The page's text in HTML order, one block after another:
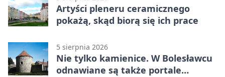
Artyści pleneru ceramicznego
pokażą, skąd biorą się ich prace
5 sierpnia 2026
Nie tylko kamienice. W Bolesławcu
odnawiane są także portale